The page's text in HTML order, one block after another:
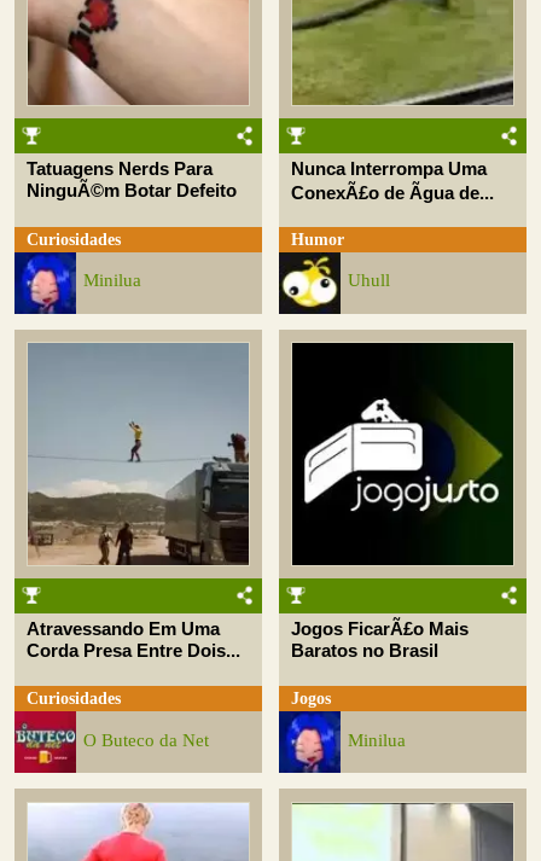
Tatuagens Nerds Para
NinguÃ©m Botar Defeito
Curiosidades
Minilua
Nunca Interrompa Uma
ConexÃ£o de Ãgua de...
Humor
Uhull
Atravessando Em Uma
Corda Presa Entre Dois...
Curiosidades
O Buteco da Net
Jogos FicarÃ£o Mais
Baratos no Brasil
Jogos
Minilua